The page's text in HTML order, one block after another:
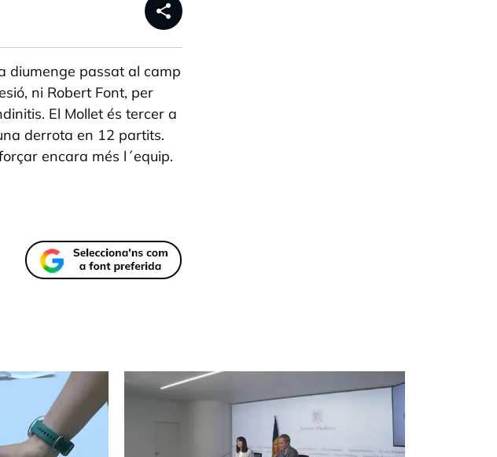
share
diumenge passat al camp
ni Robert Font, per
El Mollet és tercer a
derrota en 12 partits.
encara més l´equip.